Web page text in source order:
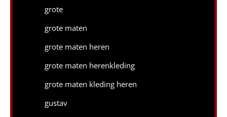
grote
grote maten
grote maten heren
grote maten herenkleding
grote maten kleding heren
gustav